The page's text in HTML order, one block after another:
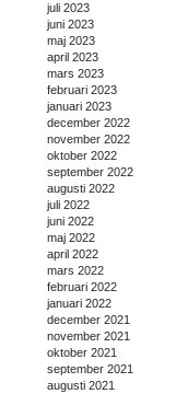
juli 2023
juni 2023
maj 2023
april 2023
mars 2023
februari 2023
januari 2023
december 2022
november 2022
oktober 2022
september 2022
augusti 2022
juli 2022
juni 2022
maj 2022
april 2022
mars 2022
februari 2022
januari 2022
december 2021
november 2021
oktober 2021
september 2021
augusti 2021